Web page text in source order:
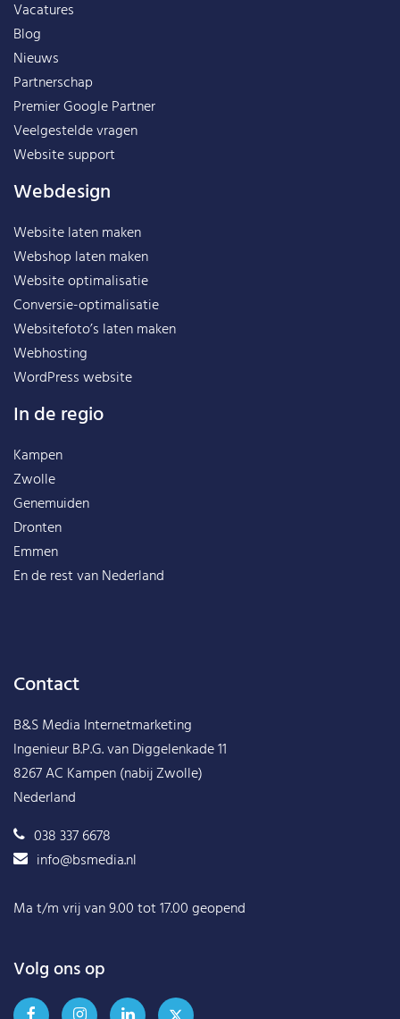
Vacatures
Blog
Nieuws
Partnerschap
Premier Google Partner
Veelgestelde vragen
Website support
Webdesign
Website laten maken
Webshop laten maken
Website optimalisatie
Conversie-optimalisatie
Websitefoto’s laten maken
Webhosting
WordPress website
In de regio
Kampen
Zwolle
Genemuiden
Dronten
Emmen
En de rest vanNederland
Contact
B&S Media Internetmarketing
Ingenieur B.P.G. van Diggelenkade 11
8267 AC Kampen (nabij Zwolle)
Nederland
038 337 6678
info@bsmedia.nl
Ma t/m vrij van 9.00 tot 17.00 geopend
Volg ons op